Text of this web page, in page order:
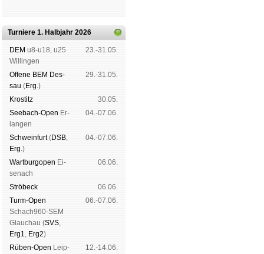
Turniere 1. Halbjahr 2026
DEM u8-u18, u25
Wil­lin­gen
23.-31.05.
Offene BEM Des­
sau (Erg.)
29.-31.05.
Kros­titz
30.05.
See­bach-Open Er­
lan­gen
04.-07.06.
Schwein­furt(DSB,
Erg.)
04.-07.06.
Wart­burg­open Ei­
se­nach
06.06.
Strö­beck
06.06.
Turm-Open
Schach960-SEM
Glau­chau (SVS,
Erg1, Erg2)
06.-07.06.
Rüben-Open Leip­
12.-14.06.